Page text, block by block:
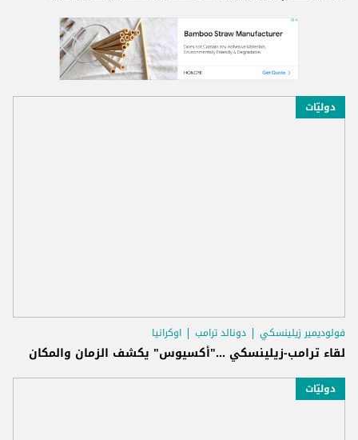
دوليّات
فولوديمير زيلينسكي دونالد ترامب اوكرانيا
لقاء ترامب-زيلينسكي ..."أكسيوس" يكشف الزمان والمكان
دوليّات